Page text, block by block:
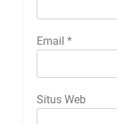
Email *
Situs Web